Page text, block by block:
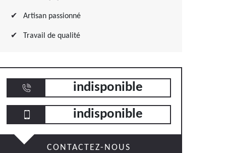
Artisan passionné
Travail de qualité
indisponible
indisponible
CONTACTEZ-NOUS